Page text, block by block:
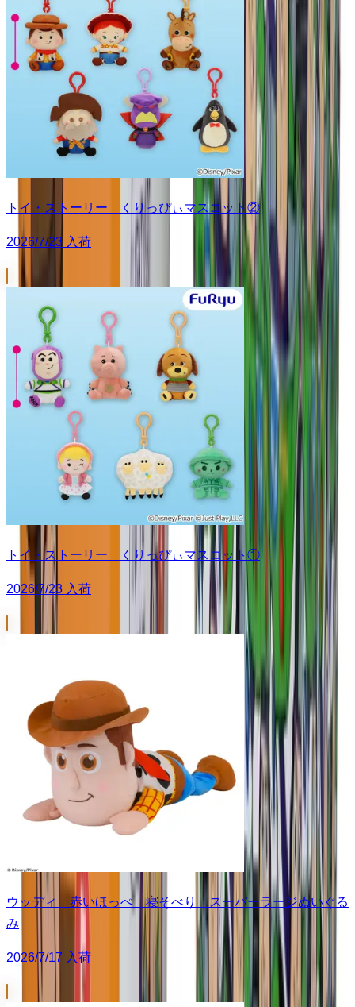
トイ・ストーリー くりっぴぃマスコット②
2026/7/23 入荷
トイ・ストーリー くりっぴぃマスコット①
2026/7/23 入荷
ウッディ 赤いほっぺ 寝そべり スーパーラージぬいぐる
み
2026/7/17 入荷